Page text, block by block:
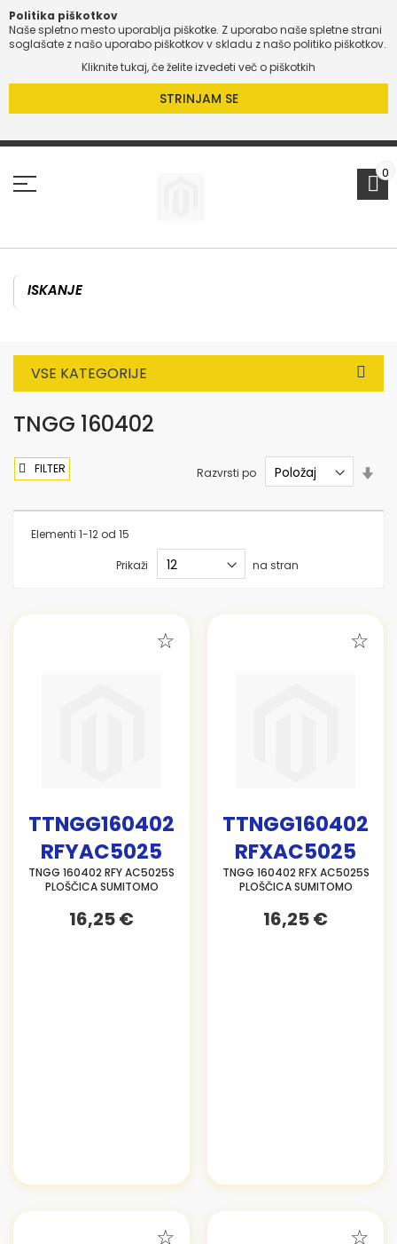
Politika piškotkov
Naše spletno mesto uporablja piškotke. Z uporabo naše spletne strani
soglašate z našo uporabo piškotkov v skladu z našo politiko piškotkov.
Kliknite tukaj, če želite izvedeti več o piškotkih
STRINJAM SE
Preskoči
0
VSE KATEGORIJE
TNGG 160402
Elementi 1-12 od 15
Prikaži na stran
Razvrsti po
TTNGG160402
RFYAC5025
TNGG 160402 RFY AC5025S
PLOŠČICA SUMITOMO
16,25 €
TTNGG160402
RFXAC5025
TNGG 160402 RFX AC5025S
PLOŠČICA SUMITOMO
16,25 €
FILTER